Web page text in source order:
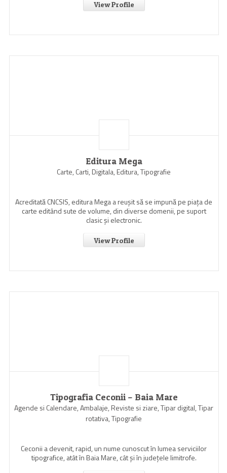
View Profile
Editura Mega
Carte, Carti, Digitala, Editura, Tipografie
Acreditată CNCSIS, editura Mega a reuşit să se impună pe piaţa de
carte editând sute de volume, din diverse domenii, pe suport
clasic şi electronic.
View Profile
Tipografia Ceconii – Baia Mare
Agende si Calendare, Ambalaje, Reviste si ziare, Tipar digital, Tipar
rotativa, Tipografie
Ceconii a devenit, rapid, un nume cunoscut în lumea serviciilor
tipografice, atât în Baia Mare, cât şi în judeţele limitrofe.